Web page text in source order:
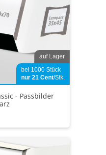
auf Lager
bei 1000 Stück
nur 21 Cent/Stk.
- Passbilder